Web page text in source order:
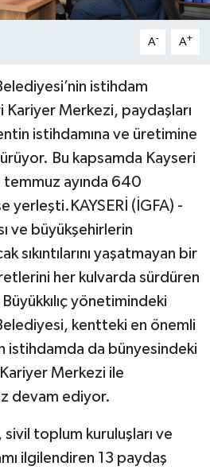
A- A+
istihdam
Kariyer Merkezi, paydaşları
istihdamına ve üretimine
Bu kapsamda Kayseri
temmuz ayında 640
yerleşti.KAYSERİ (İGFA) -
ve büyükşehirlerin
sıkıntılarını yaşatmayan bir
her kulvarda sürdüren
yönetimindeki
kentteki en önemli
istihdamda da bünyesindeki
Merkezi ile
devam ediyor.
toplum kuruluşları ve
ilgilendiren 13 paydaş